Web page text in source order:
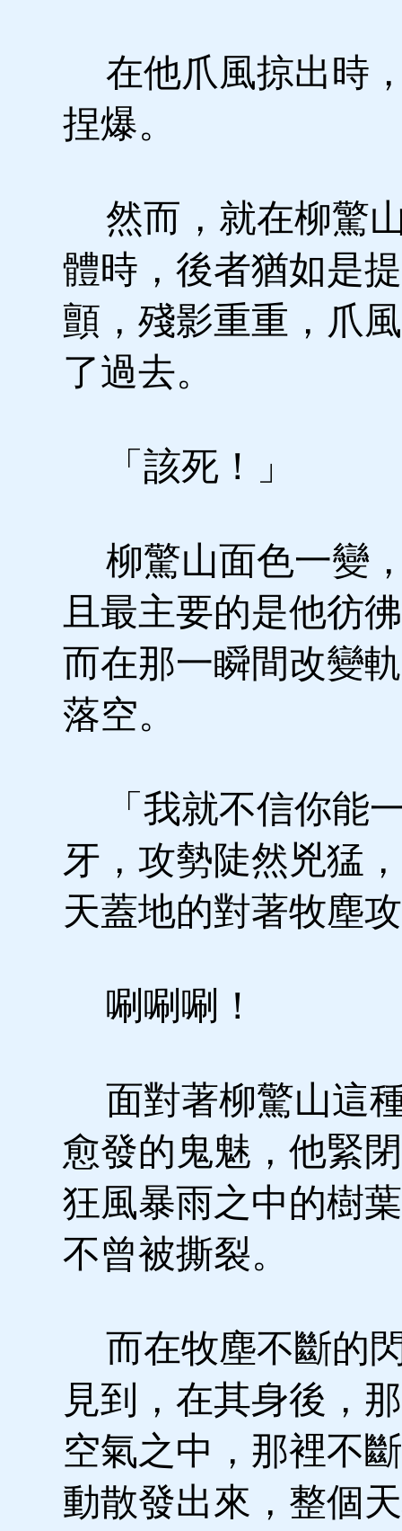
在他爪風掠出時
捏爆。
然而，就在柳驚
體時，後者猶如是
顫，殘影重重，爪
了過去。
「該死！」
柳驚山面色一變
且最主要的是他彷
而在那一瞬間改變
落空。
「我就不信你能
牙，攻勢陡然兇猛
天蓋地的對著牧塵
唰唰唰！
面對著柳驚山這
愈發的鬼魅，他緊
狂風暴雨之中的樹
不曾被撕裂。
而在牧塵不斷的
見到，在其身後，
空氣之中，那裡不
動散發出來，整個